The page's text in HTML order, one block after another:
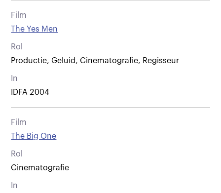
Film
The Yes Men
Rol
Productie, Geluid, Cinematografie, Regisseur
In
IDFA 2004
Film
The Big One
Rol
Cinematografie
In